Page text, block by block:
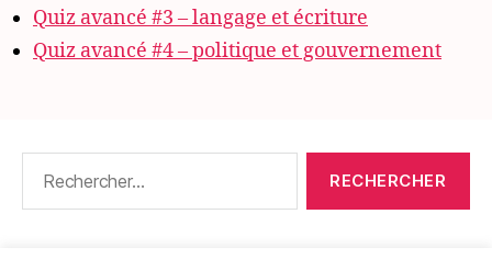
Quiz avancé #3 – langage et écriture
Quiz avancé #4 – politique et gouvernement